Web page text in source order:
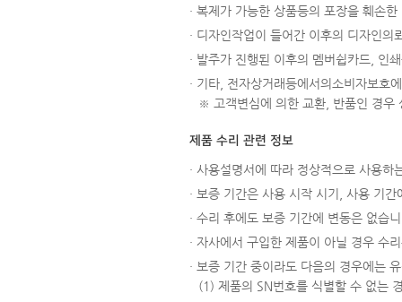
· 복제가 가능한 상품등의 포장을 훼손
· 디자인작업이 들어간 이후의 디자인
· 발주가 진행된 이후의 멤버쉽카드, 인
· 기타, 전자상거래등에서의소비자보호
※ 고객변심에 의한 교환, 반품인 경우
제품 수리 관련 정보
· 사용설명서에 따라 정상적으로 사용
· 보증 기간은 사용 시작 시기, 사용 기
· 수리 후에도 보증 기간에 변동은 없습
· 자사에서 구입한 제품이 아닐 경우 수
· 보증 기간 중이라도 다음의 경우에는
(1) 제품의 SN번호를 식별할 수 없는